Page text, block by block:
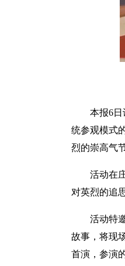
本报6
统参观模式
烈的崇高气
活动在
对英烈的追
活动特
故事，将现
首演，参演